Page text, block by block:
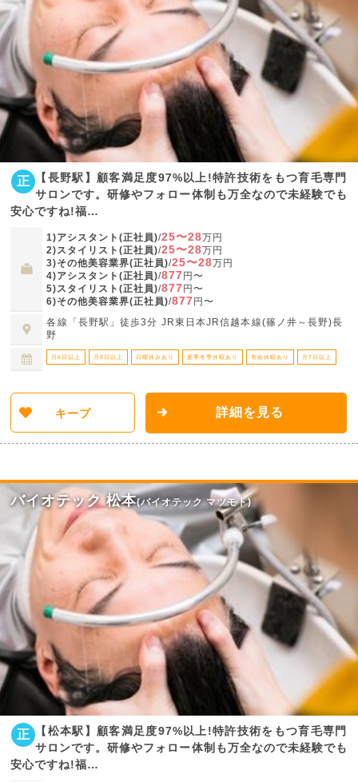
正
【長野駅】顧客満足度97%以上!特許技術をもつ育毛専門
サロンです。研修やフォロー体制も万全なので未経験でも
安心ですね!福…
1)アシスタント(正社員)/25〜28万円
2)スタイリスト(正社員)/25〜28万円
3)その他美容業界(正社員)/25〜28万円
4)アシスタント(正社員)/877円〜
5)スタイリスト(正社員)/877円〜
6)その他美容業界(正社員)/877円〜
各線「長野駅」徒歩3分 JR東日本JR信越本線(篠ノ井～長野)長
野
月6日以上 月8日以上 日曜休みあり 夏季冬季休暇あり 有給休暇あり 月7日以上
キープ 詳細を見る
バイオテック 松本(バイオテック マツモト)
正
【松本駅】顧客満足度97%以上!特許技術をもつ育毛専門
サロンです。研修やフォロー体制も万全なので未経験でも
安心ですね!福…